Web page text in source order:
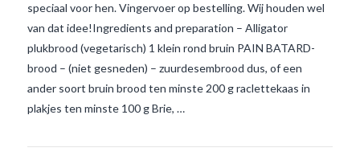
speciaal voor hen. Vingervoer op bestelling. Wij houden wel
van dat idee!Ingredients and preparation – Alligator
plukbrood (vegetarisch) 1 klein rond bruin PAIN BATARD-
brood – (niet gesneden) – zuurdesembrood dus, of een
ander soort bruin brood ten minste 200 g raclettekaas in
plakjes ten minste 100 g Brie, …